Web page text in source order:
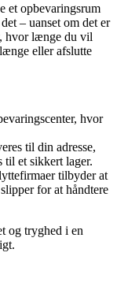
et opbevaringsrum
– uanset om det er
hvor længe du vil
eller afslutte
hvor
til din adresse,
til et sikkert lager.
tilbyder at
for at håndtere
og tryghed i en